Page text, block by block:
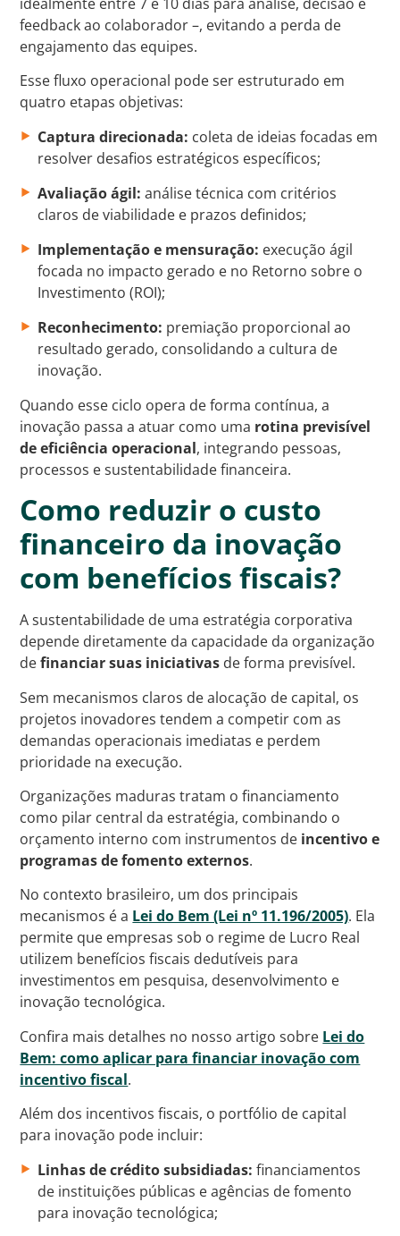
feedback ao colaborador –, evitando a perda de
engajamento das equipes.
Esse fluxo operacional pode ser estruturado em
quatro etapas objetivas:
Captura direcionada: coleta de ideias focadas em
resolver desafios estratégicos específicos;
Avaliação ágil: análise técnica com critérios
claros de viabilidade e prazos definidos;
Implementação e mensuração: execução ágil
focada no impacto gerado e no Retorno sobre o
Investimento (ROI);
Reconhecimento: premiação proporcional ao
resultado gerado, consolidando a cultura de
inovação.
Quando esse ciclo opera de forma contínua, a
inovação passa a atuar como uma rotina previsível
de eficiência operacional, integrando pessoas,
processos e sustentabilidade financeira.
Como reduzir o custo
financeiro da inovação
com benefícios fiscais?
A sustentabilidade de uma estratégia corporativa
depende diretamente da capacidade da organização
definanciar suas iniciativas de forma previsível.
Sem mecanismos claros de alocação de capital, os
projetos inovadores tendem a competir com as
demandas operacionais imediatas e perdem
prioridade na execução.
Organizações maduras tratam o financiamento
como pilar central da estratégia, combinando o
orçamento interno com instrumentos de incentivo e
programas de fomento externos.
No contexto brasileiro, um dos principais
mecanismos é a Lei do Bem (Lei nº 11.196/2005). Ela
permite que empresas sob o regime de Lucro Real
utilizem benefícios fiscais dedutíveis para
investimentos em pesquisa, desenvolvimento e
inovação tecnológica.
Confira mais detalhes no nosso artigo sobre Lei do
Bem: como aplicar para financiar inovação com
incentivo fiscal.
Além dos incentivos fiscais, o portfólio de capital
para inovação pode incluir:
Linhas de crédito subsidiadas: financiamentos
de instituições públicas e agências de fomento
para inovação tecnológica;